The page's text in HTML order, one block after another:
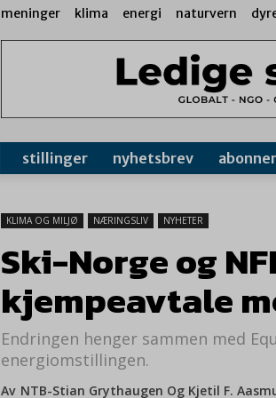
meninger klima energi naturvern
stillinger nyhetsbrev
KLIMA OG MILJØ NÆRINGSLIV NYHETER
Ski-Norge og
kjempeavtale
Endringen henger sammen med
energiomstillingen.
Av NTB-Stian Grythaugen Og Kjetil F.